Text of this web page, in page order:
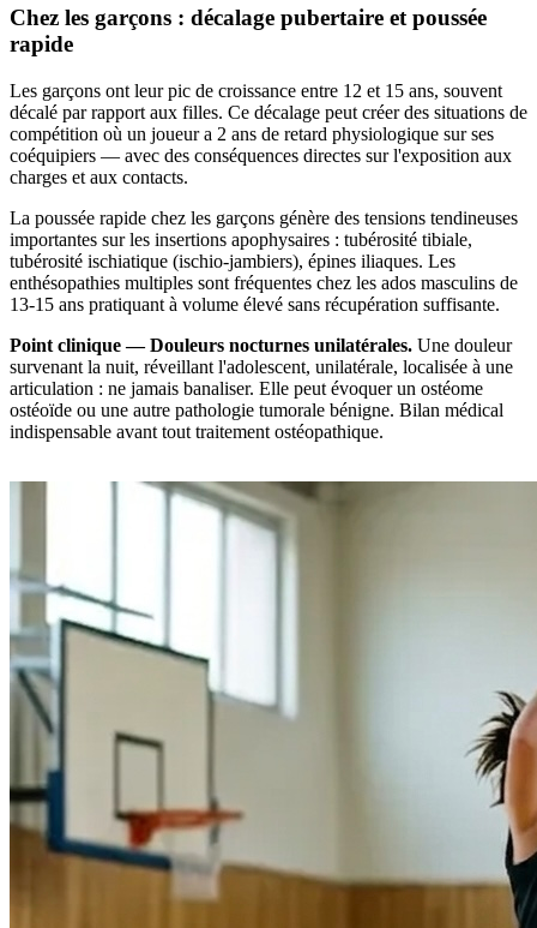
Chez les garçons : décalage pubertaire et poussée
rapide
Les garçons ont leur pic de croissance entre 12 et 15 ans, souvent
décalé par rapport aux filles. Ce décalage peut créer des situations de
compétition où un joueur a 2 ans de retard physiologique sur ses
coéquipiers — avec des conséquences directes sur l'exposition aux
charges et aux contacts.
La poussée rapide chez les garçons génère des tensions tendineuses
importantes sur les insertions apophysaires : tubérosité tibiale,
tubérosité ischiatique (ischio-jambiers), épines iliaques. Les
enthésopathies multiples sont fréquentes chez les ados masculins de
13-15 ans pratiquant à volume élevé sans récupération suffisante.
Point clinique — Douleurs nocturnes unilatérales. Une douleur
survenant la nuit, réveillant l'adolescent, unilatérale, localisée à une
articulation : ne jamais banaliser. Elle peut évoquer un ostéome
ostéoïde ou une autre pathologie tumorale bénigne. Bilan médical
indispensable avant tout traitement ostéopathique.